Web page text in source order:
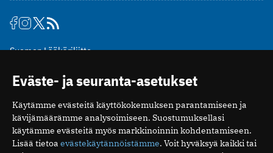
Suomen Lääkäriliitto
00510 Helsinki
puh. (09) 393 091
toimitus@potilaanlaakarilehti.fi
ISSN 2323-9476
Eväste- ja seuranta-asetukset
Käytämme evästeitä käyttökokemuksen parantamiseen ja
kävijämäärämme analysoimiseen. Suostumuksellasi
käytämme evästeitä myös markkinoinnin kohdentamiseen.
Lisää tietoa evästekäytännöistämme. Voit hyväksyä kaikki tai